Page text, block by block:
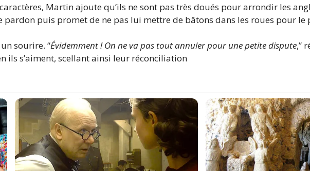
Martin ajoute qu’ils ne sont pas très doués pour arrondir les
puis promet de ne pas lui mettre de bâtons dans les roues pour le
sourire. “Évidemment ! On ne va pas tout annuler pour une petite dispute,”
ils s’aiment, scellant ainsi leur réconciliation